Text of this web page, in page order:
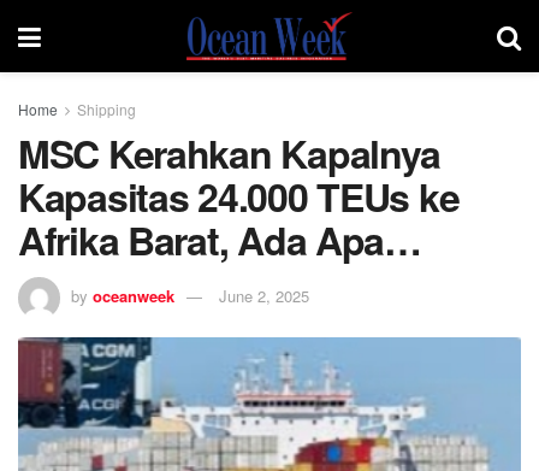
Home Shipping
MSC Kerahkan Kapalnya
Kapasitas 24.000 TEUs ke
Afrika Barat, Ada Apa…
by oceanweek June 2, 2025